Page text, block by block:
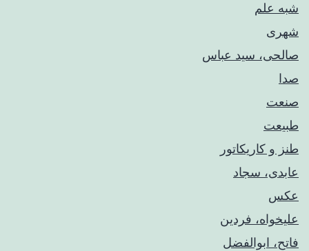
شبه علم
شهری
صالحی، سید عباس
صدا
صنعت
طبیعت
طنز و کاریکاتور
عابدی، سجاد
عکس
علیخواه، فردین
فاتح، ابوالفضل